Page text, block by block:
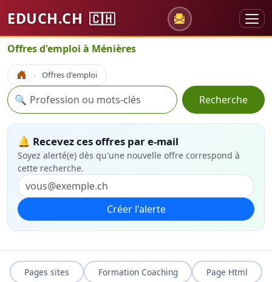
EDUCH.CH 🇨🇭
Offres d'emploi à Ménières
Accueil Offres d'emploi
Recherche
🔍 Recherche
🔔 Recevez ces offres par e-mail
Soyez alerté(e) dès qu'une nouvelle offre correspond à
cette recherche.
Créer l'alerte
Pages sites Formation Coaching
Page Html